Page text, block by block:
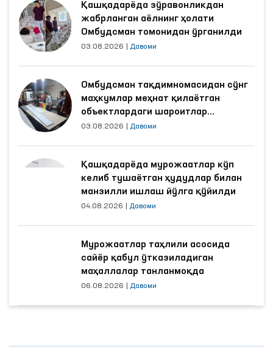
Қашқадарёда зўравонликдан
жабрланган аёлнинг ҳолати
Омбудсман томонидан ўрганилди
03.08.2026 Давоми
Омбудсман тақдимномасидан сўнг
маҳкумлар меҳнат қилаётган
объектлардаги шароитлар
яхшиланди
03.08.2026 Давоми
Қашқадарёда мурожаатлар кўп
келиб тушаётган ҳудудлар билан
манзилли ишлаш йўлга қўйилди
04.08.2026 Давоми
Мурожаатлар таҳлили асосида
сайёр қабул ўтказиладиган
маҳаллалар танланмоқда
06.08.2026 Давоми